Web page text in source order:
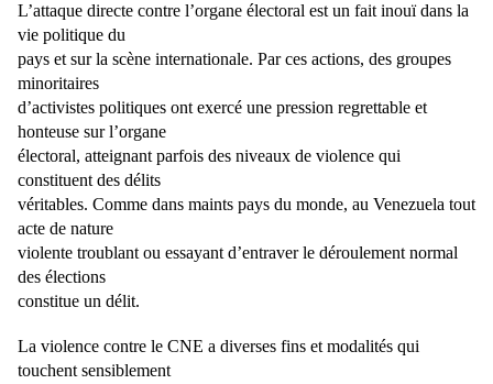
L’attaque directe contre l’organe électoral est un fait inouï dans la
vie politique du
pays et sur la scène internationale. Par ces actions, des groupes
minoritaires
d’activistes politiques ont exercé une pression regrettable et
honteuse sur l’organe
électoral, atteignant parfois des niveaux de violence qui
constituent des délits
véritables. Comme dans maints pays du monde, au Venezuela tout
acte de nature
violente troublant ou essayant d’entraver le déroulement normal
des élections
constitue un délit.
La violence contre le CNE a diverses fins et modalités qui
touchent sensiblement